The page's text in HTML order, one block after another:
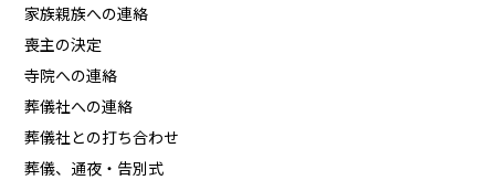
家族親族への連絡
喪主の決定
寺院への連絡
葬儀社への連絡
葬儀社との打ち合わせ
葬儀、通夜・告別式